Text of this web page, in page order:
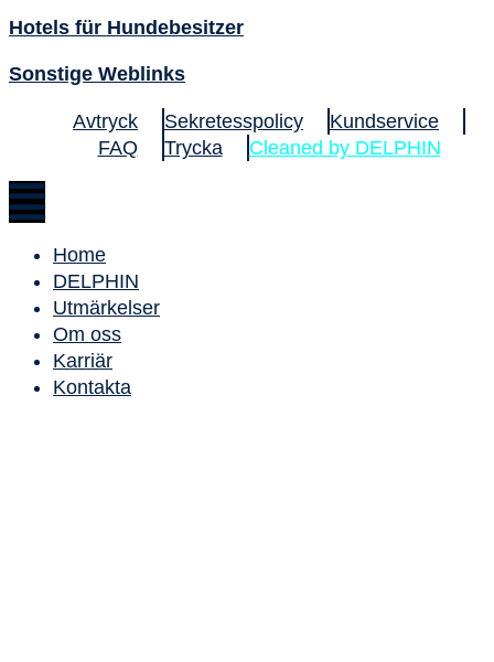
Hotels für Hundebesitzer
Sonstige Weblinks
Avtryck Sekretesspolicy
Kundservice
FAQ
Trycka Cleaned by DELPHIN
Home
DELPHIN
Utmärkelser
Om oss
Karriär
Kontakta